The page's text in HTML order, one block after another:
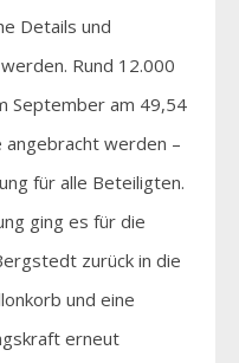
Details und
Rund 12.000
September am 49,54
werden –
für alle Beteiligten.
ging es für die
zurück in die
und eine
erneut